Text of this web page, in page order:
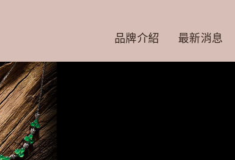
品牌介紹 最新消息